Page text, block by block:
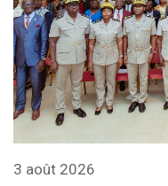
3 août 2026